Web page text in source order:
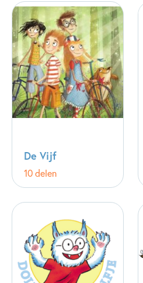
De Vijf
10 delen